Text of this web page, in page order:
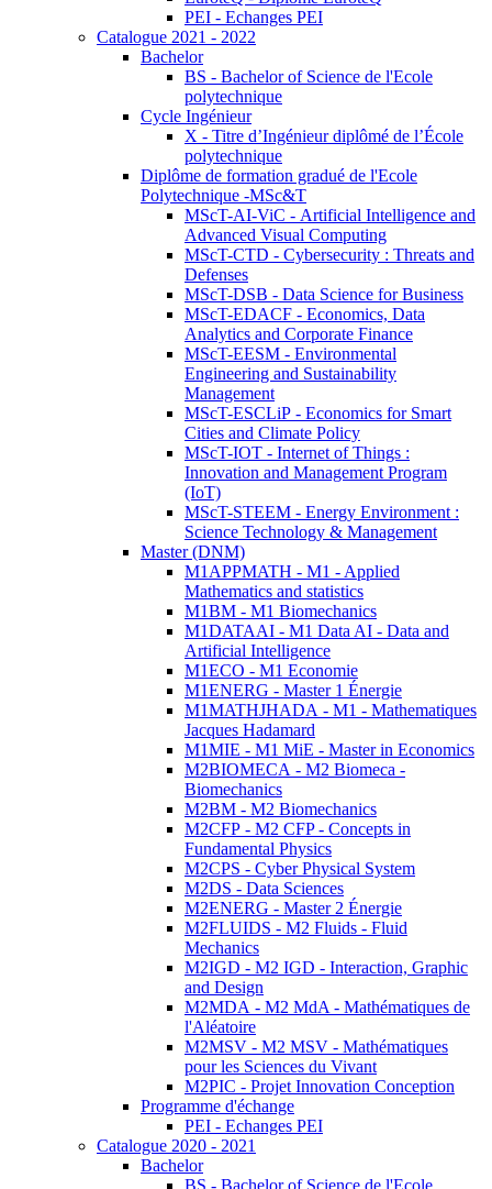
PEI - Echanges PEI
Catalogue 2021 - 2022
Bachelor
BS - Bachelor of Science de l'Ecole
polytechnique
Cycle Ingénieur
X - Titre d’Ingénieur diplômé de l’École
polytechnique
Diplôme de formation gradué de l'Ecole
Polytechnique -MSc&T
MScT-AI-ViC - Artificial Intelligence and
Advanced Visual Computing
MScT-CTD - Cybersecurity : Threats and
Defenses
MScT-DSB - Data Science for Business
MScT-EDACF - Economics, Data
Analytics and Corporate Finance
MScT-EESM - Environmental
Engineering and Sustainability
Management
MScT-ESCLiP - Economics for Smart
Cities and Climate Policy
MScT-IOT - Internet of Things :
Innovation and Management Program
(IoT)
MScT-STEEM - Energy Environment :
Science Technology & Management
Master (DNM)
M1APPMATH - M1 - Applied
Mathematics and statistics
M1BM - M1 Biomechanics
M1DATAAI - M1 Data AI - Data and
Artificial Intelligence
M1ECO - M1 Economie
M1ENERG - Master 1 Énergie
M1MATHJHADA - M1 - Mathematiques
Jacques Hadamard
M1MIE - M1 MiE - Master in Economics
M2BIOMECA - M2 Biomeca -
Biomechanics
M2BM - M2 Biomechanics
M2CFP - M2 CFP - Concepts in
Fundamental Physics
M2CPS - Cyber Physical System
M2DS - Data Sciences
M2ENERG - Master 2 Énergie
M2FLUIDS - M2 Fluids - Fluid
Mechanics
M2IGD - M2 IGD - Interaction, Graphic
and Design
M2MDA - M2 MdA - Mathématiques de
l'Aléatoire
M2MSV - M2 MSV - Mathématiques
pour les Sciences du Vivant
M2PIC - Projet Innovation Conception
Programme d'échange
PEI - Echanges PEI
Catalogue 2020 - 2021
Bachelor
BS - Bachelor of Science de l'Ecole